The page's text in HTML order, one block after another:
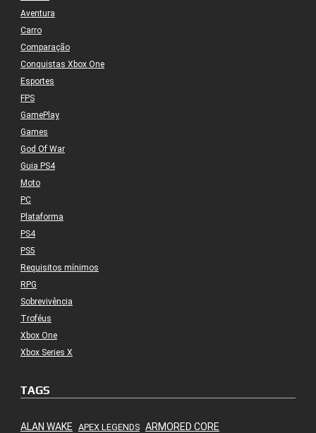
Aventura
Carro
Comparação
Conquistas Xbox One
Esportes
FPS
GamePlay
Games
God Of War
Guia PS4
Moto
PC
Plataforma
PS4
PS5
Requisitos mínimos
RPG
Sobrevivência
Troféus
Xbox One
Xbox Series X
TAGS
ALAN WAKE APEX LEGENDS ARMORED CORE